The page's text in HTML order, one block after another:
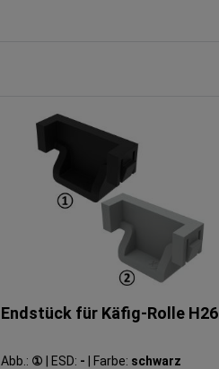
Endstück für Käfig-Rolle H26
Abb.: ① ESD: - Farbe: schwarz